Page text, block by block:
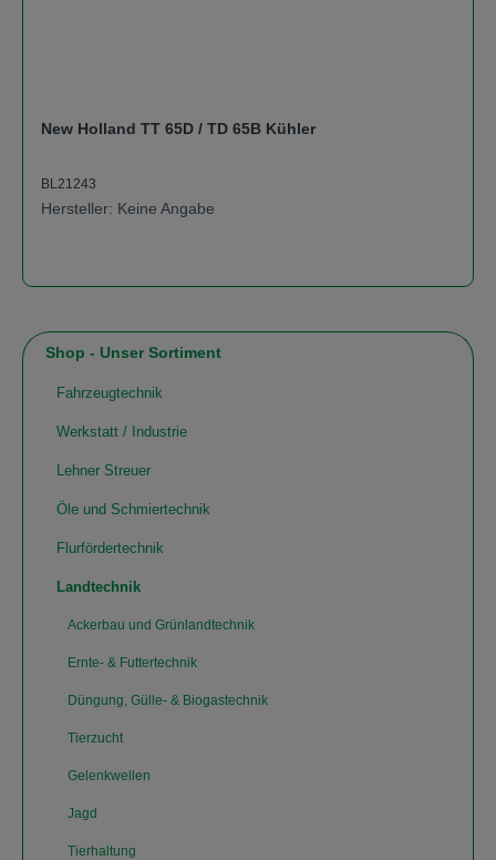
Shop - Unser Sortiment
Fahrzeugtechnik
Werkstatt / Industrie
Lehner Streuer
Öle und Schmiertechnik
Flurfördertechnik
Landtechnik
Ackerbau und Grünlandtechnik
Ernte- & Futtertechnik
Düngung, Gülle- & Biogastechnik
Tierzucht
Gelenkwellen
Jagd
Tierhaltung
New Holland TT 65D / TD 65B Kühler
BL21243
Hersteller: Keine Angabe